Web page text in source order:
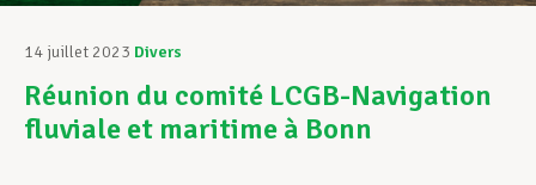
Assistance au Travail
Vos droits
14 juillet 2023 Divers
Réunion du comité LCGB-Navigation
fluviale et maritime à Bonn